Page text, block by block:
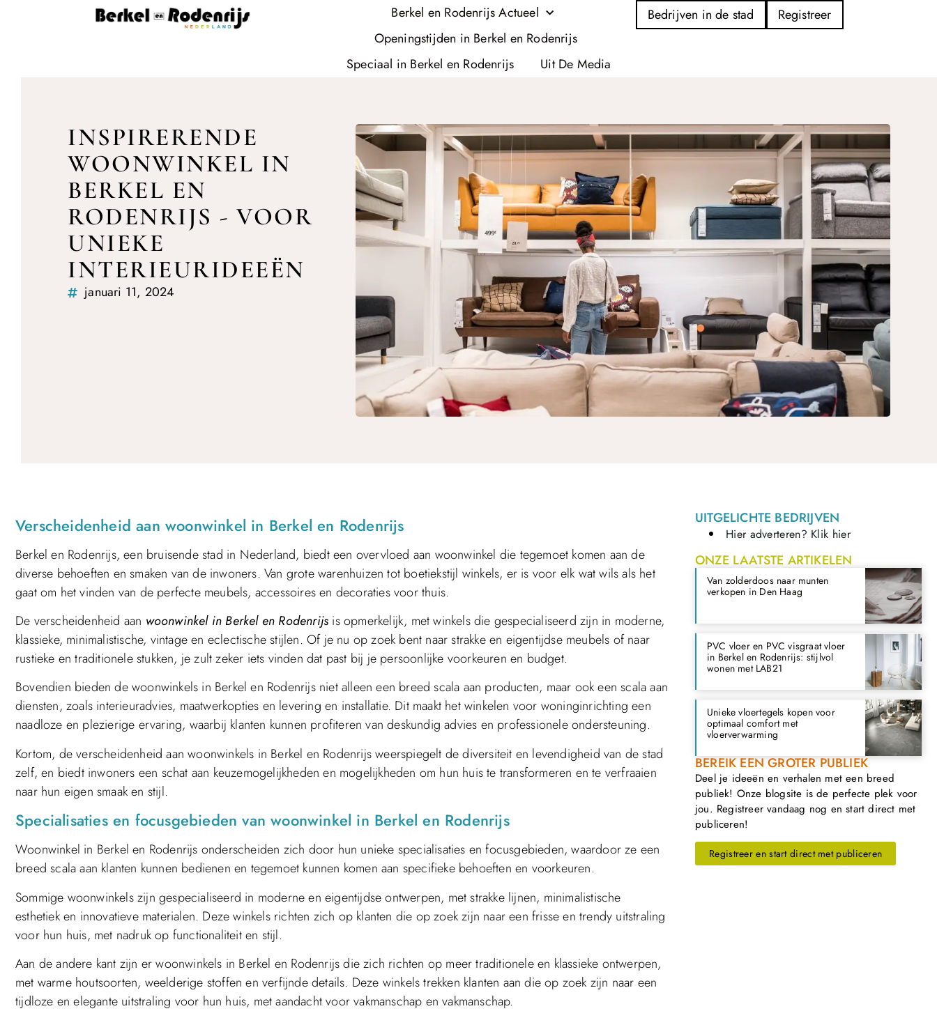
Berkel en Rodenrijs Actueel
Openingstijden in Berkel en Rodenrijs
Speciaal in Berkel en Rodenrijs
Uit De Media
Registreer
Bedrijven in de stad
INSPIRERENDE
WOONWINKEL IN
BERKEL EN
RODENRIJS - VOOR
UNIEKE
INTERIEURIDEEËN
januari 11, 2024
Verscheidenheid aan woonwinkel in Berkel en Rodenrijs
Berkel en Rodenrijs, een bruisende stad in Nederland, biedt een overvloed aan woonwinkel die tegemoet komen aan de
diverse behoeften en smaken van de inwoners. Van grote warenhuizen tot boetiekstijl winkels, er is voor elk wat wils als het
gaat om het vinden van de perfecte meubels, accessoires en decoraties voor thuis.
De verscheidenheid aan woonwinkel in Berkel en Rodenrijs is opmerkelijk, met winkels die gespecialiseerd zijn in moderne,
klassieke, minimalistische, vintage en eclectische stijlen. Of je nu op zoek bent naar strakke en eigentijdse meubels of naar
rustieke en traditionele stukken, je zult zeker iets vinden dat past bij je persoonlijke voorkeuren en budget.
Bovendien bieden de woonwinkels in Berkel en Rodenrijs niet alleen een breed scala aan producten, maar ook een scala aan
diensten, zoals interieuradvies, maatwerkopties en levering en installatie. Dit maakt het winkelen voor woninginrichting een
naadloze en plezierige ervaring, waarbij klanten kunnen profiteren van deskundig advies en professionele ondersteuning.
Kortom, de verscheidenheid aan woonwinkels in Berkel en Rodenrijs weerspiegelt de diversiteit en levendigheid van de stad
zelf, en biedt inwoners een schat aan keuzemogelijkheden en mogelijkheden om hun huis te transformeren en te verfraaien
naar hun eigen smaak en stijl.
Specialisaties en focusgebieden van woonwinkel in Berkel en Rodenrijs
Woonwinkel in Berkel en Rodenrijs onderscheiden zich door hun unieke specialisaties en focusgebieden, waardoor ze een
breed scala aan klanten kunnen bedienen en tegemoet kunnen komen aan specifieke behoeften en voorkeuren.
Sommige woonwinkels zijn gespecialiseerd in moderne en eigentijdse ontwerpen, met strakke lijnen, minimalistische
esthetiek en innovatieve materialen. Deze winkels richten zich op klanten die op zoek zijn naar een frisse en trendy uitstraling
voor hun huis, met nadruk op functionaliteit en stijl.
Aan de andere kant zijn er woonwinkels in Berkel en Rodenrijs die zich richten op meer traditionele en klassieke ontwerpen,
met warme houtsoorten, weelderige stoffen en verfijnde details. Deze winkels trekken klanten aan die op zoek zijn naar een
tijdloze en elegante uitstraling voor hun huis, met aandacht voor vakmanschap en vakmanschap.
UITGELICHTE BEDRIJVEN
Hier adverteren? Klik hier
ONZE LAATSTE ARTIKELEN
Van zolderdoos naar munten
verkopen in Den Haag
PVC vloer en PVC visgraat vloer
in Berkel en Rodenrijs: stijlvol
wonen met LAB21
Unieke vloertegels kopen voor
optimaal comfort met
vloerverwarming
BEREIK EEN GROTER PUBLIEK
Deel je ideeën en verhalen met een breed
publiek! Onze blogsite is de perfecte plek voor
jou. Registreer vandaag nog en start direct met
publiceren!
Registreer en start direct met publiceren